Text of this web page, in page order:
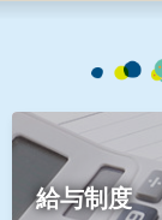
給与制度